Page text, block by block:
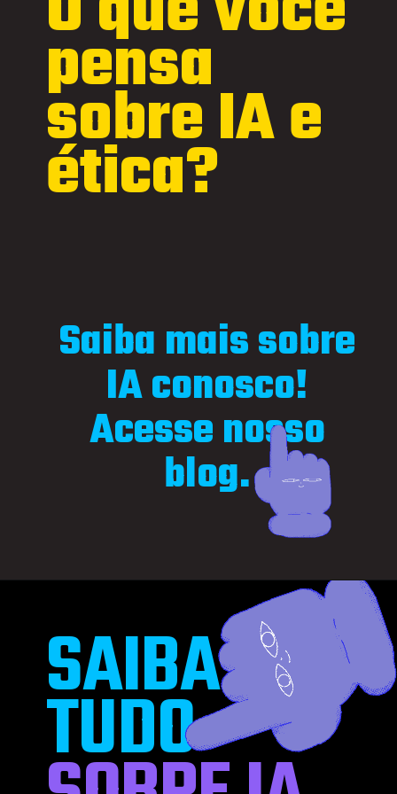
NANDAIX
pensa
sobre IA e
ética?
Saiba mais sobre
IA conosco!
Acesse nosso
blog.
SAIBA
TUDO